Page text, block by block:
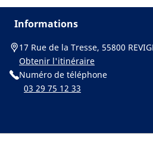
Informations
17 Rue de la Tresse, 55800
Obtenir l'itinéraire
Numéro de téléphone
03 29 75 12 33